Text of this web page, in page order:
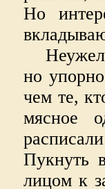
Но
но
чем те,
мясное
Пукнуть
лицом к